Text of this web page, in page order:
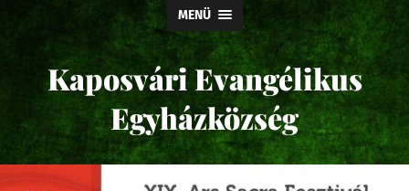
MENÜ
Kaposvári Evangélikus
Egyházközség